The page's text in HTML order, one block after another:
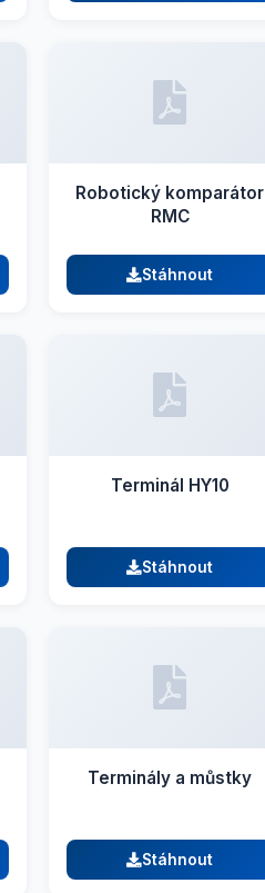
Robotický komparátor
RMC
Stáhnout
Terminál HY10
Stáhnout
Terminály a můstky
Stáhnout